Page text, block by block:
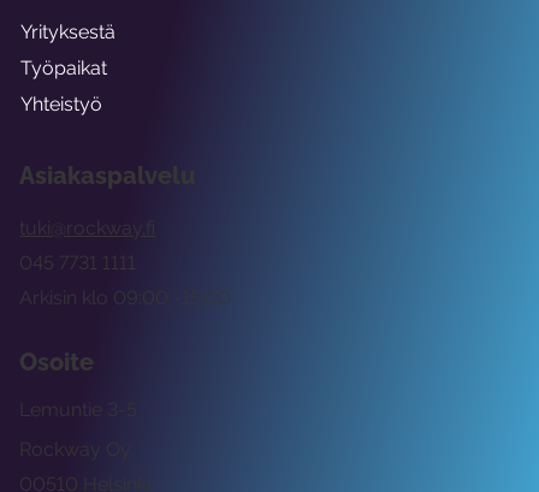
Asiakaspalvelu
tuki@rockway.fi
Arkisin klo 09:00 -15:00
045 7731 1111
Osoite
Rockway Oy
Lemuntie 3-5
00510 Helsinki
Yrityksestä
Työpaikat
Yhteistyö